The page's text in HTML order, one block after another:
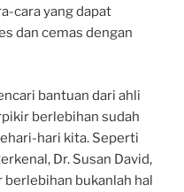
cara yang dapat
dan cemas dengan
bantuan dari ahli
berlebihan sudah
hari kita. Seperti
Dr. Susan David,
bukanlah hal